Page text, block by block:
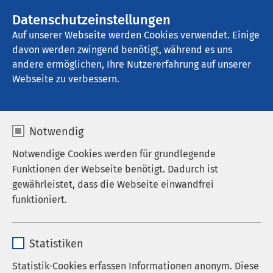
Datenschutzeinstellungen
Auf unserer Webseite werden Cookies verwendet. Einige
davon werden zwingend benötigt, während es uns
andere ermöglichen, Ihre Nutzererfahrung auf unserer
Webseite zu verbessern.
Notwendig
Notwendige Cookies werden für grundlegende
Funktionen der Webseite benötigt. Dadurch ist
gewährleistet, dass die Webseite einwandfrei
funktioniert.
Anbieter sgalinski
Statistiken
Statistik-Cookies erfassen Informationen anonym. Diese
AMEOS Ambulantes Klinikum Bremerhaven
15.07.2016
AMEOS Ambulantes Klinikum
Bremerhaven
Medizinforum:
Behandlungsmöglichkeiten
gibt es?